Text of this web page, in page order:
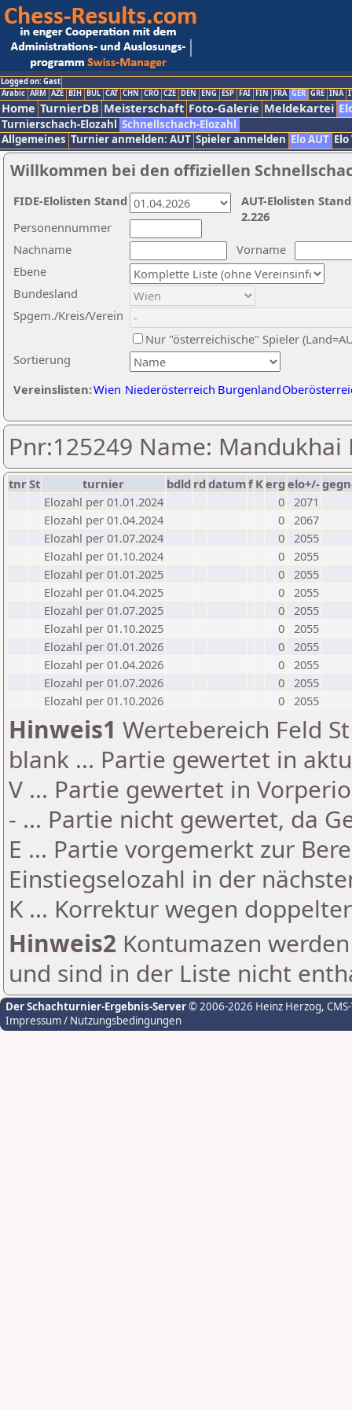
Logged on: Gast
Arabic ARM AZE BIH BUL CAT CHN CRO CZE DEN ENG ESP FAI FIN FRA GER GRE INA
Home TurnierDB Meisterschaft Foto-Galerie Meldekartei
Turnierschach-Elozahl Schnellschach-Elozahl
Allgemeines Turnier anmelden: AUT Spieler anmelden Elo AUT
Willkommen bei den offiziellen
Nachname
Vorname
Ebene
Sortierung
Personennummer
Bundesland
Spgem./Kreis/Verein
Nur "österreichische" Spieler
Vereinslisten:Wien Niederösterreich Burgenland
AUT-Elolisten
2.226
FIDE-Elolisten Stand
Pnr:125249 Name:
tnrSt turnier bdld rd datumf Kerg elo+/-
Elozahl per 01.01.2024
0 2071
Elozahl per 01.04.2024
0 2067
Elozahl per 01.07.2024
0 2055
Elozahl per 01.10.2024
0 2055
Elozahl per 01.01.2025
0 2055
Elozahl per 01.04.2025
0 2055
Elozahl per 01.07.2025
0 2055
Elozahl per 01.10.2025
0 2055
Elozahl per 01.01.2026
0 2055
Elozahl per 01.04.2026
0 2055
Elozahl per 01.07.2026
0 2055
Elozahl per 01.10.2026
0 2055
Hinweis1 Wertebereich Feld
blank ... Partie gewertet in
V ... Partie gewertet in
- ... Partie nicht gewertet, da
E ... Partie vorgemerkt zur
Einstiegselozahl in der
K ... Korrektur wegen
Hinweis2 Kontumazen
und sind in der Liste nicht
Der Schachturnier-Ergebnis-Server© 2006-2026 Heinz Herzog,
Impressum / Nutzungsbedingungen